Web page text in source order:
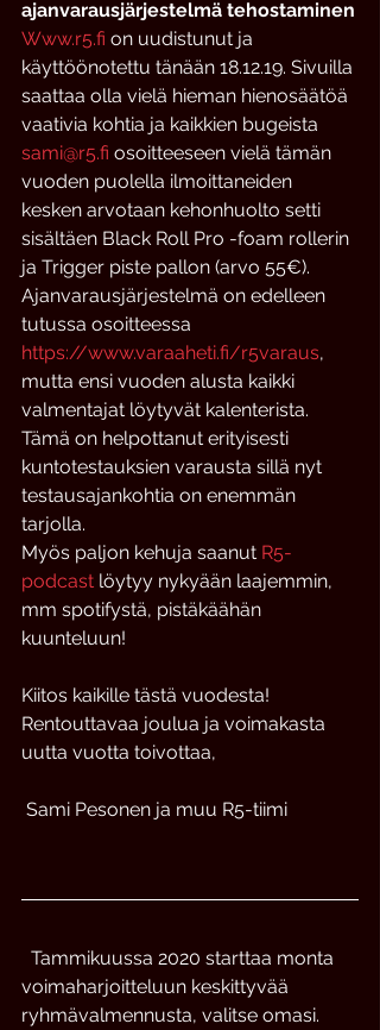
ajanvarausjärjestelmä tehostaminen
Www.r5.fi on uudistunut ja
käyttöönotettu tänään 18.12.19. Sivuilla
saattaa olla vielä hieman hienosäätöä
vaativia kohtia ja kaikkien bugeista
sami@r5.fi osoitteeseen vielä tämän
vuoden puolella ilmoittaneiden
kesken arvotaan kehonhuolto setti
sisältäen Black Roll Pro -foam rollerin
ja Trigger piste pallon (arvo 55€).
Ajanvarausjärjestelmä on edelleen
tutussa osoitteessa
https://www.varaaheti.fi/r5varaus,
mutta ensi vuoden alusta kaikki
valmentajat löytyvät kalenterista.
Tämä on helpottanut erityisesti
kuntotestauksien varausta sillä nyt
testausajankohtia on enemmän
tarjolla.
Myös paljon kehuja saanut R5-
podcast löytyy nykyään laajemmin,
mm spotifystä, pistäkäähän
kuunteluun!
Kiitos kaikille tästä vuodesta!
Rentouttavaa joulua ja voimakasta
uutta vuotta toivottaa,
Sami Pesonen ja muu R5-tiimi
voimaharjoitteluun keskittyvää
ryhmävalmennusta, valitse omasi.